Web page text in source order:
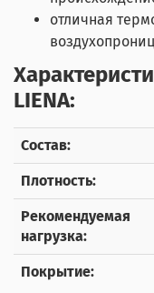
отличная
LIENA:
Состав:
Плотность:
Рекомендуемая
нагрузка:
Покрытие: